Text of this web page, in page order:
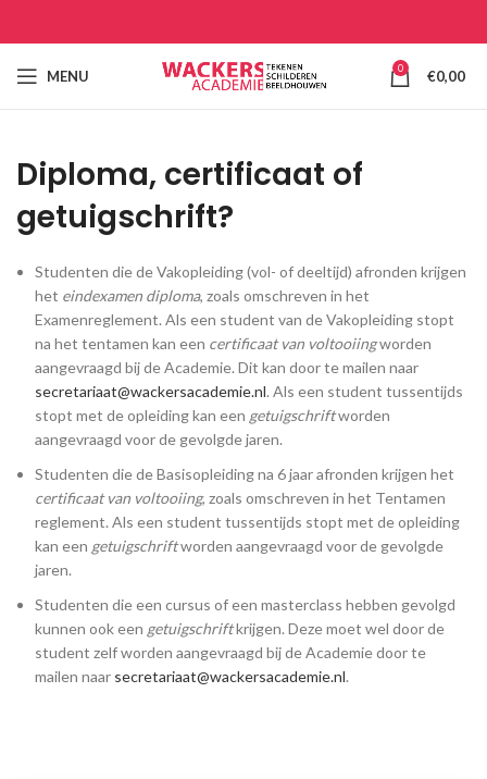
MENU 0 €0,00
Diploma, certificaat of
getuigschrift?
Studenten die de Vakopleiding (vol- of deeltijd) afronden krijgen
het eindexamen diploma, zoals omschreven in het
Examenreglement. Als een student van de Vakopleiding stopt
na het tentamen kan een certificaat van voltooiingworden
aangevraagd bij de Academie. Dit kan door te mailen naar
secretariaat@wackersacademie.nl. Als een student tussentijds
stopt met de opleiding kan een getuigschriftworden
aangevraagd voor de gevolgde jaren.
Studenten die de Basisopleiding na 6 jaar afronden krijgen het
certificaat van voltooiing, zoals omschreven in het Tentamen
reglement. Als een student tussentijds stopt met de opleiding
kan een getuigschriftworden aangevraagd voor de gevolgde
jaren.
Studenten die een cursus of een masterclass hebben gevolgd
kunnen ook een getuigschriftkrijgen. Deze moet wel door de
student zelf worden aangevraagd bij de Academie door te
mailen naar secretariaat@wackersacademie.nl.